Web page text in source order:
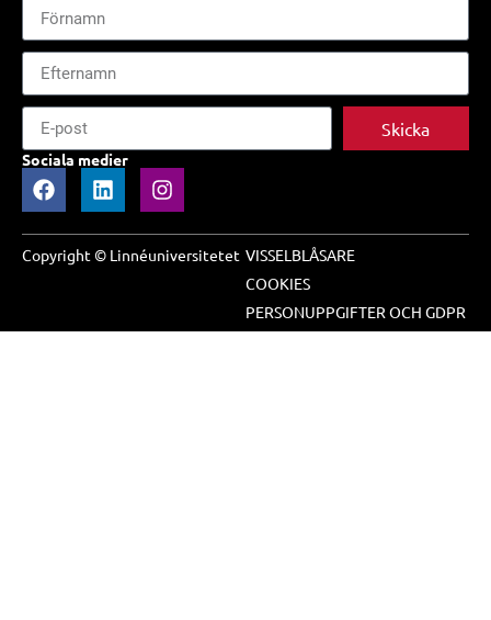
Skicka
Sociala medier
Copyright © Linnéuniversitetet VISSELBLÅSARE
COOKIES
PERSONUPPGIFTER OCH GDPR